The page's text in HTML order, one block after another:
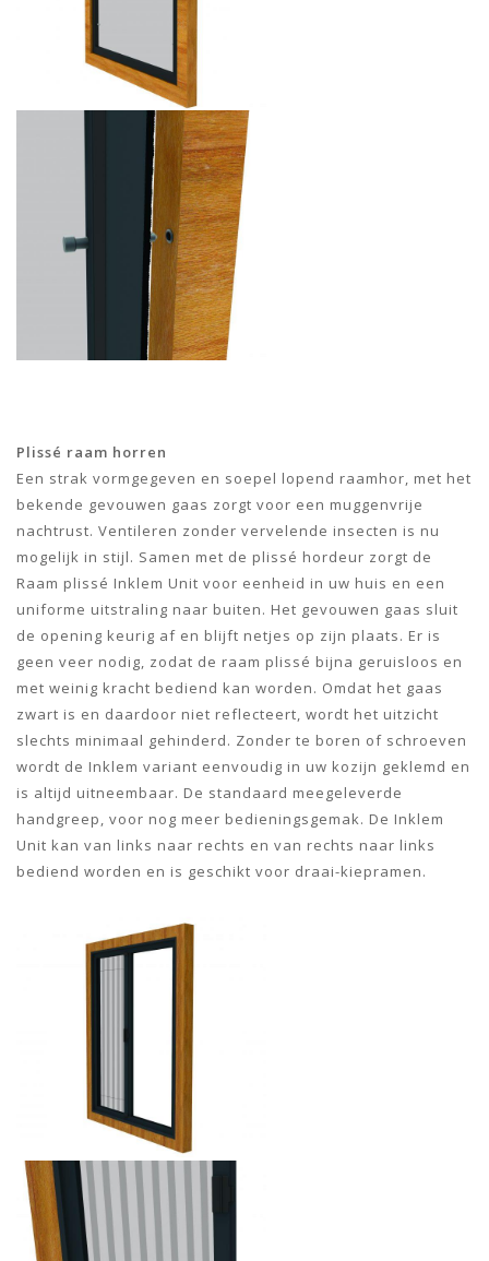
Plissé raam horren
Een strak vormgegeven en soepel lopend raamhor, met het
bekende gevouwen gaas zorgt voor een muggenvrije
nachtrust. Ventileren zonder vervelende insecten is nu
mogelijk in stijl. Samen met de plissé hordeur zorgt de
Raam plissé Inklem Unit voor eenheid in uw huis en een
uniforme uitstraling naar buiten. Het gevouwen gaas sluit
de opening keurig af en blijft netjes op zijn plaats. Er is
geen veer nodig, zodat de raam plissé bijna geruisloos en
met weinig kracht bediend kan worden. Omdat het gaas
zwart is en daardoor niet reflecteert, wordt het uitzicht
slechts minimaal gehinderd. Zonder te boren of schroeven
wordt de Inklem variant eenvoudig in uw kozijn geklemd en
is altijd uitneembaar. De standaard meegeleverde
handgreep, voor nog meer bedieningsgemak. De Inklem
Unit kan van links naar rechts en van rechts naar links
bediend worden en is geschikt voor draai-kiepramen.